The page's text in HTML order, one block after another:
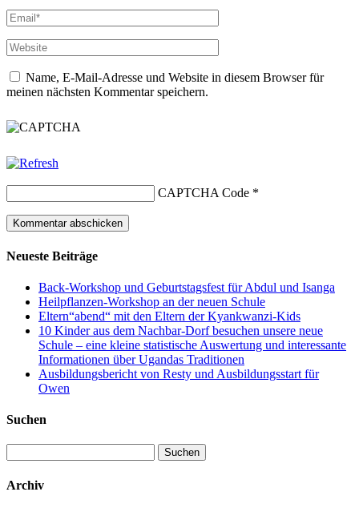
Name, E-Mail-Adresse und Website in diesem Browser für
meinen nächsten Kommentar speichern.
CAPTCHA Code *
Neueste Beiträge
Back-Workshop und Geburtstagsfest für Abdul und Isanga
Heilpflanzen-Workshop an der neuen Schule
Eltern“abend“ mit den Eltern der Kyankwanzi-Kids
10 Kinder aus dem Nachbar-Dorf besuchen unsere neue
Schule – eine kleine statistische Auswertung und interessante
Informationen über Ugandas Traditionen
Ausbildungsbericht von Resty und Ausbildungsstart für
Owen
Suchen
nach:
Archiv